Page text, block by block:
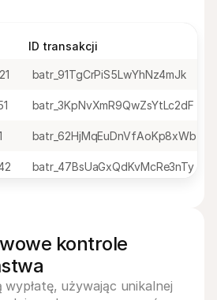
ID transakcji
batr_91TgCrPiS5LwYhNz4mJk
batr_3KpNvXmR9QwZsYtLc2dF
batr_62HjMqEuDnVfAoKp8xWb
batr_47BsUaGxQdKvMcRe3nTy
kontrole
wypłatę, używając unikalnej